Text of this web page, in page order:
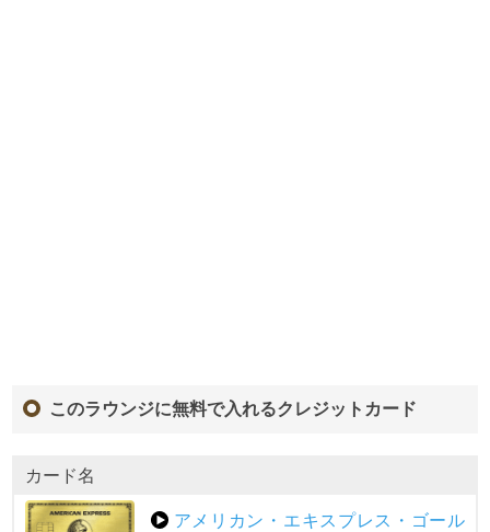
このラウンジに無料で入れるクレジットカード
カード名
アメリカン・エキスプレス・ゴール